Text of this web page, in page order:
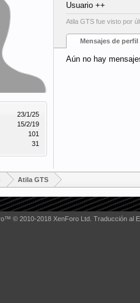
23/1/25
15/2/19
101
31
Usuario ++
Atila GTS fue visto por
Mensajes de perfil
Aún no hay
Atila GTS
© 2010-2018 XenForo Ltd. Traducción al